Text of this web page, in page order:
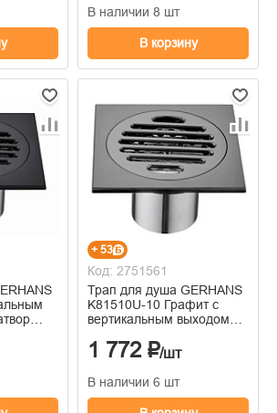
В наличии 8 шт
В корзину
+ 53
Код: 2751561
Трап для душа GERHANS
K81510U-10 Графит c
вертикальным выходом
1 772 ₽/шт
В наличии 6 шт